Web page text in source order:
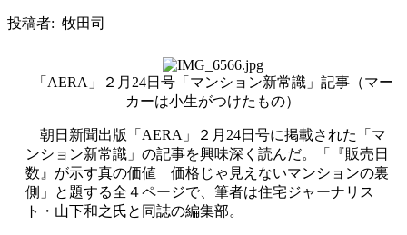
投稿者: 牧田司
「AERA」２月24日号「マンション新常識」記事（マー
カーは小生がつけたもの）
朝日新聞出版「AERA」２月24日号に掲載された「マ
ンション新常識」の記事を興味深く読んだ。「『販売日
数』が示す真の価値 価格じゃ見えないマンションの裏
側」と題する全４ページで、筆者は住宅ジャーナリス
ト・山下和之氏と同誌の編集部。